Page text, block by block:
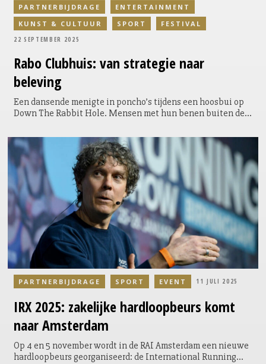
Rabo Clubhuis: van strategie naar
beleving
Een dansende menigte in poncho’s tijdens een hoosbui op
Down The Rabbit Hole. Mensen met hun benen buiten de
directeur communicatie van Rabobank, het meest is
bijgebleven van de festivals waar het Rabo Clubhuis voor
het eerst was te bewonderen. “Dan merk je echt: we voegen
iets toe.” Maar achter deze nieuwe festivalactivatie gaat
meer schuil dan een goed feestje. Het Clubhuis is de
tastbare vertaling van een koerswijziging die Rabobank
twee jaar geleden inzette, waarbij de coöperatieve
identiteit van de bank opnieuw centraal is komen te staan
– in marketing én sponsoring.
PARTNERBIJDRAGE
ENTERTAINMENT
KUNST & CULTUUR
SPORT FESTIVAL
22 SEPTEMBER 2025
IRX 2025: zakelijke hardloopbeurs komt
naar Amsterdam
Op 4 en 5 november wordt in de RAI Amsterdam een nieuwe
hardloopbeurs georganiseerd: de International Running
PARTNERBIJDRAGE SPORT EVENT 11 JULI 2025